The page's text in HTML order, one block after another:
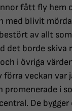
fått fly hem
med blivit
av allt
det borde skiva
i övriga
förra veckan var
promenerade i
De